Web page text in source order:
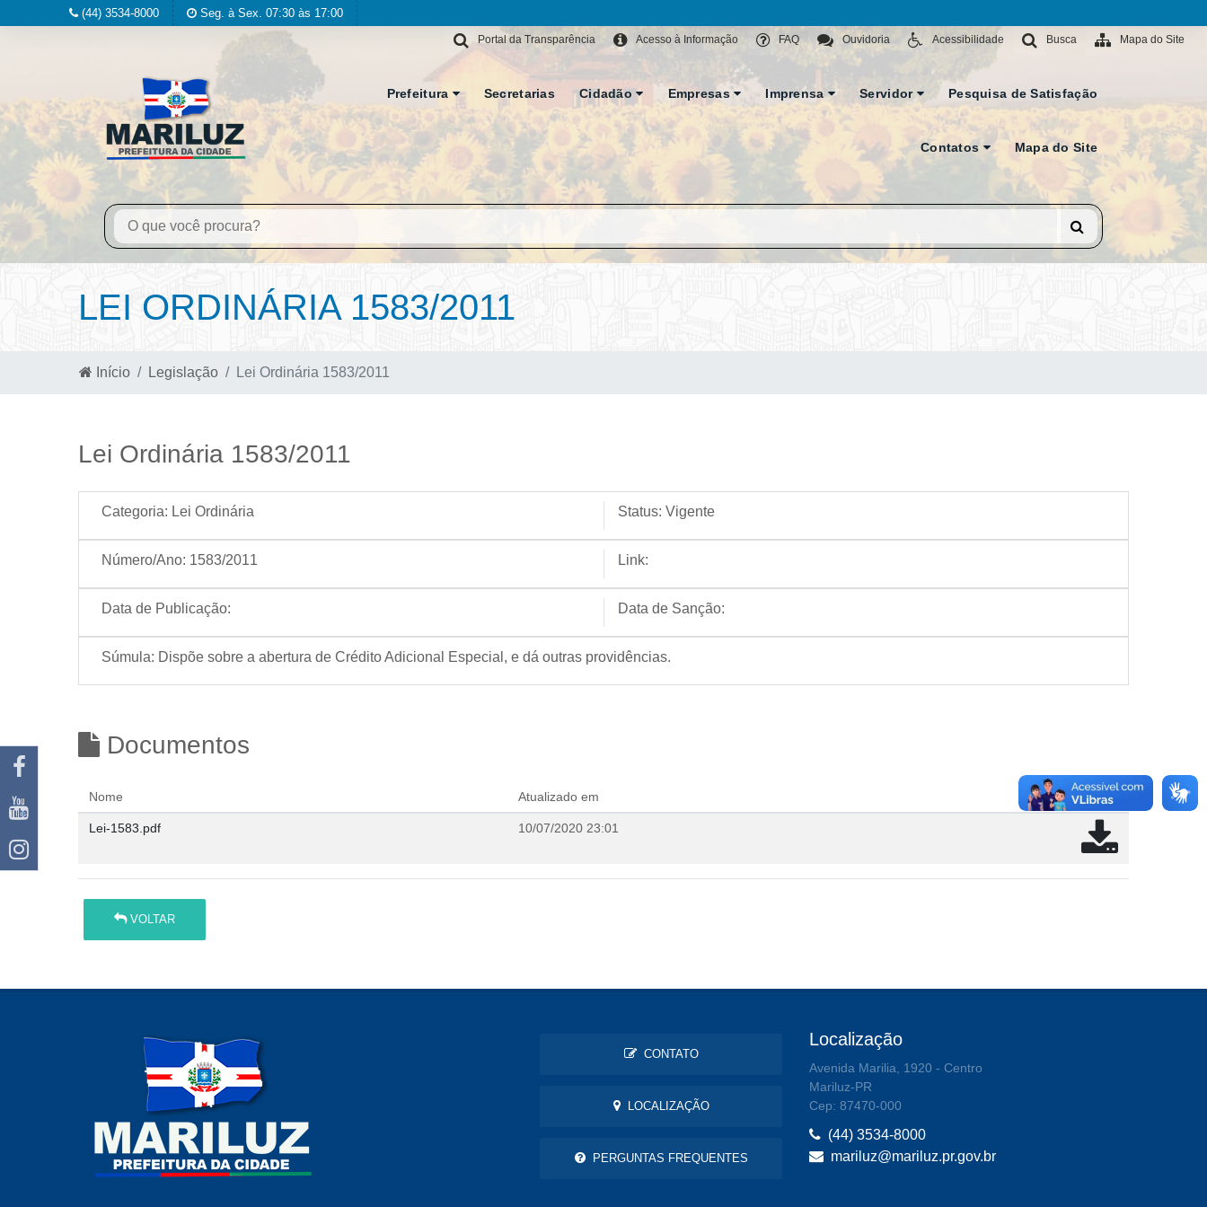
(44) 3534-8000 Seg. à Sex. 07:30 às 17:00
Mapa do Site
Busca
Acessibilidade
Ouvidoria
FAQ
Acesso à Informação
Portal da Transparência
Prefeitura Secretarias Cidadão Empresas Imprensa Servidor Pesquisa de Satisfação
Contatos Mapa do Site
LEI ORDINÁRIA 1583/2011
Início Legislação Lei Ordinária 1583/2011
Lei Ordinária 1583/2011
Categoria: Lei Ordinária Status: Vigente
Número/Ano: 1583/2011 Link:
Data de Publicação: Data de Sanção:
Súmula: Dispõe sobre a abertura de Crédito Adicional Especial, e dá outras providências.
Documentos
Nome Atualizado em
Lei-1583.pdf 10/07/2020 23:01
VOLTAR
CONTATO
LOCALIZAÇÃO
PERGUNTAS FREQUENTES
Localização
Avenida Marilia, 1920 - Centro
Mariluz-PR
Cep: 87470-000
(44) 3534-8000
mariluz@mariluz.pr.gov.br